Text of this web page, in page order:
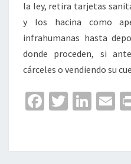
la ley, retira tarjetas
y los hacina como
infrahumanas hasta
donde proceden, si
cárceles o vendiendo su
Fa
o
T
er
Li
dI
E
l